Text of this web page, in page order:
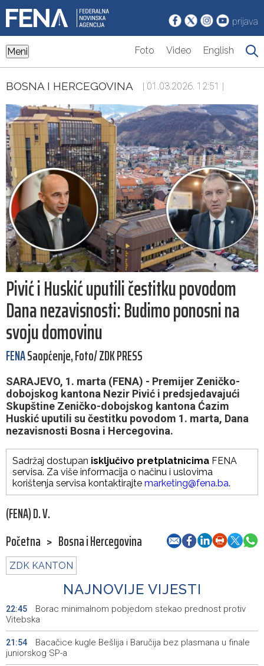
prijava
Meni Foto Video English
BOSNA I HERCEGOVINA | 01.03.2026. 12:51 |
Pivić i Huskić uputili čestitku povodom
Dana nezavisnosti: Budimo ponosni na
svoju domovinu
FENASaopćenje, Foto/ ZDK PRESS
SARAJEVO, 1. marta (FENA) - Premijer Zeničko-
dobojskog kantona Nezir Pivić i predsjedavajući
Skupštine Zeničko-dobojskog kantona Ćazim
Huskić uputili su čestitku povodom 1. marta, Dana
nezavisnosti Bosna i Hercegovina.
Sadržaj dostupan isključivo pretplatnicima FENA
servisa. Za više informacija o načinu i uslovima
korištenja servisa kontaktirajte marketing@fena.ba.
(FENA) D. V.
Početna > Bosna i Hercegovina
ZDK KANTON
NAJNOVIJE VIJESTI
22:45
Borac minimalnom pobjedom stekao prednost protiv
Vitebska
21:54
Bacačice kugle Bešlija i Baručija bez plasmana u finale
juniorskog SP-a